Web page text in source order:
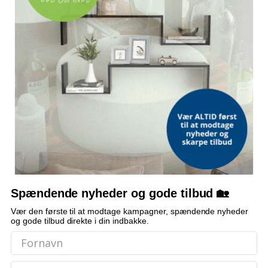
SÆDEDYBDE
41,5 cm
SÆDEHØJDE FRA GULV
INDEHOLDER
1 bord og 4 stole
MONTERING
Let at samle
OFTE STILLEDE SPØRGSMÅL
Hvor mange personer er sættet egnet til?
Hvilket materiale er bord og stole lavet af?
Er bordgruppen let at rengøre?
Spændende nyheder og gode tilbud 🏡
Vær den første til at modtage kampagner, spændende nyheder
og gode tilbud direkte i din indbakke.